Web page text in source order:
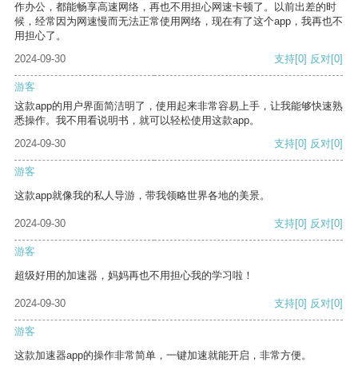
作办公，都能畅享高速网络，再也不用担心网速卡顿了。以前出差的时
候，经常因为网速慢而无法正常使用网络，现在有了这个app，我再也不
用担心了。
2024-09-30
支持[0] 反对[0]
游客
这款app的用户界面简洁明了，使用起来非常容易上手，让我能够快速熟
悉操作。我不用看说明书，就可以轻松使用这款app。
2024-09-30
支持[0] 反对[0]
游客
这款app就像我的私人导游，带我领略世界各地的美景。
2024-09-30 支持[0] 反对[0]
游客
超级好用的加速器，妈妈再也不用担心我的学习啦！
2024-09-30 支持[0] 反对[0]
游客
这款加速器app的操作非常简单，一键加速就能开启，非常方便。